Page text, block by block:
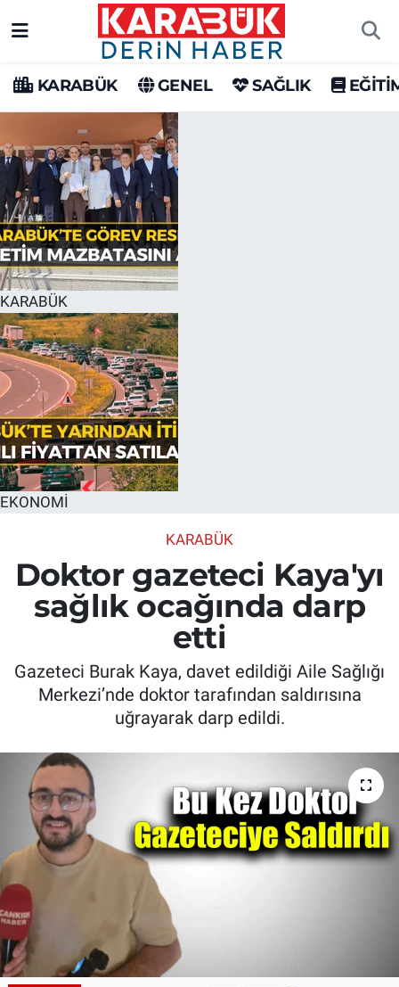
KARABÜK GENEL SAĞLIK
KARABÜK
EKONOMİ
KARABÜK
Doktor gazeteci Kaya'yı
sağlık ocağında darp
etti
Gazeteci Burak Kaya, davet edildiği Aile Sağlığı
Merkezi’nde doktor tarafından saldırısına
uğrayarak darp edildi.
Karabük Hava Durumu
Karabük Trafik Yoğunluk Haritası
Süper Lig Puan Durumu ve Fikstür
Tüm Manşetler
Son Dakika Haberleri
Haber Arşivi